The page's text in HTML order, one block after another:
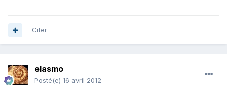
Citer
elasmo
Posté(e) 16 avril 2012